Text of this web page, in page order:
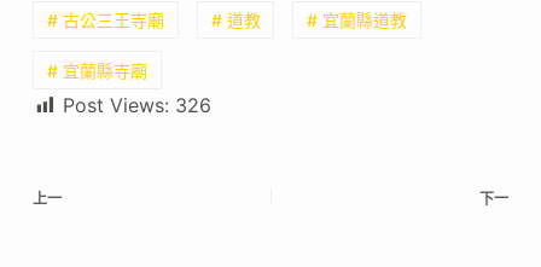
# 古公三王寺廟 # 道教 # 宜蘭縣道教
# 宜蘭縣寺廟
Post Views: 326
上一 下一